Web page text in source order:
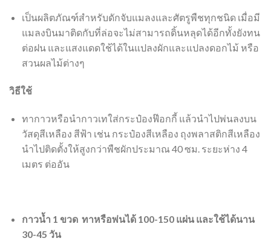
เป็นผลิตภัณฑ์สำหรับดักจับแมลงและศัตรูพืชทุกชนิด เมื่อมี
แมลงบินมาติดกับที่ล่อจะไม่สามารถดิ้นหลุดได้อีกทั้งยังทน
ต่อฝน และแสงแดดใช้ได้ในแปลงผักและแปลงดอกไม้ หรือ
สวนผลไม้ต่างๆ
วิธีใช้
ทากาวหรือนำกาวเทใส่กระป๋องฟ๊อกกี้ แล้วนำไปพ่นลงบน
วัสดุสีเหลือง สีฟ้า เช่น กระป๋องสีเหลือง ถุงพลาสติกสีเหลือง
นำไปติดตั้งให้สูงกว่าพืชผักประมาณ 40 ซม. ระยะห่าง 4
เมตร ต่ออัน
กาวน้ำ 1 ขวด ทาหรือพ่นได้ 100-150 แผ่น และใช้ได้นาน
30-45 วัน